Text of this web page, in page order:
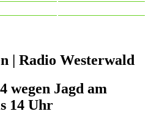
| Radio Westerwald
wegen Jagd am
14 Uhr